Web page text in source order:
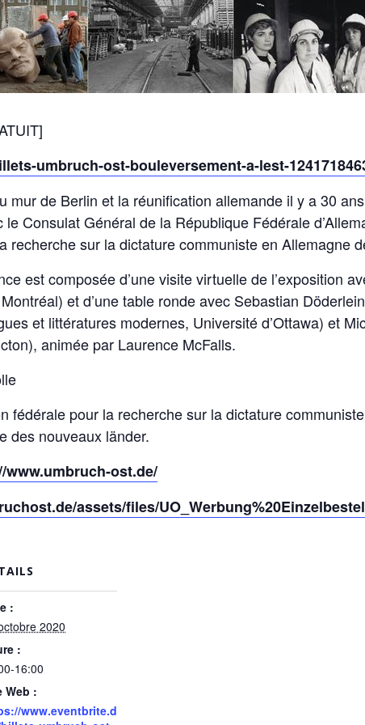
umbruch-ost-bouleversement-a-lest-
mur de Berlin et la réunification allemande il y a 30
Consulat Général de la République Fédérale
recherche sur la dictature communiste en Allemagne
est composée d’une visite virtuelle de l’exposition
et d’une table ronde avec Sebastian
et littératures modernes, Université d’Ottawa) et
animée par Laurence McFalls.
fédérale pour la recherche sur la dictature
des nouveaux länder.
www.umbruch-ost.de/
assets/files/
:
2020
:
16:00
Web :
www.eventbrite.d